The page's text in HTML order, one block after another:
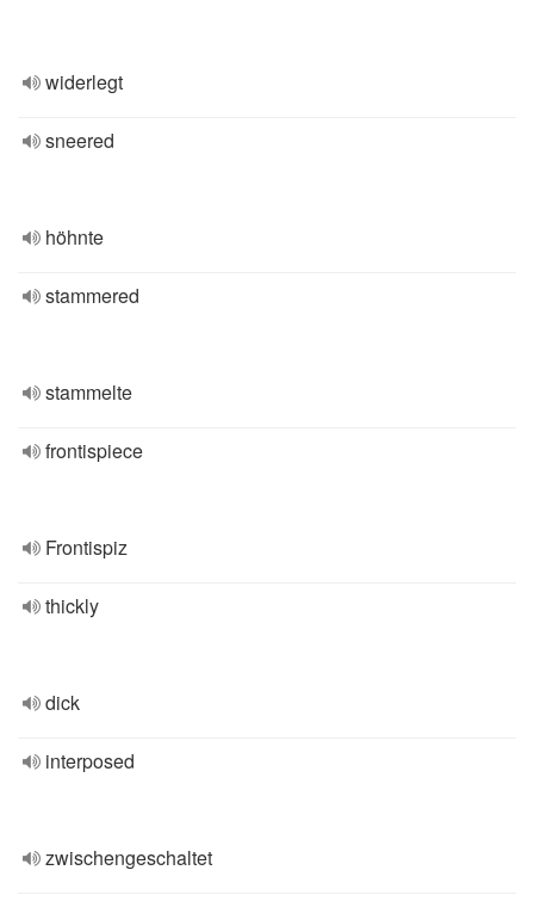
widerlegt
sneered
höhnte
stammered
stammelte
frontispiece
Frontispiz
thickly
dick
interposed
zwischengeschaltet